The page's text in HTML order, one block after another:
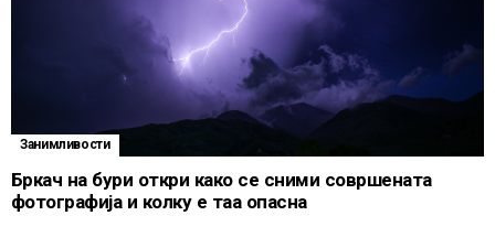
Занимливости
Бркач на бури откри како се сними совршената
фотографија и колку е таа опасна